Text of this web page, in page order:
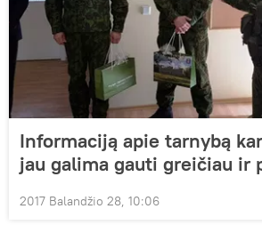
Informaciją apie tarnybą
jau galima gauti greičiau ir
2017 Balandžio 28, 10:06